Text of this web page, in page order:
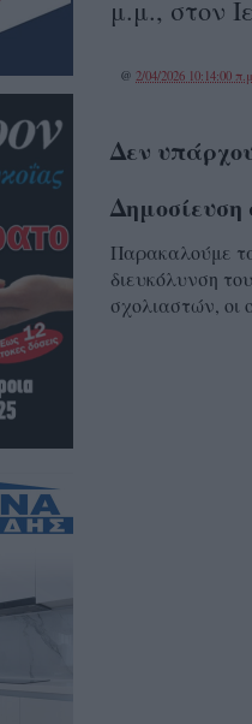
μ.μ., στον
@ 2/04/2026 10:14:00
Δεν
Δημοσίευση
Παρακαλούμε
διευκόλυνση
σχολιαστών, οι